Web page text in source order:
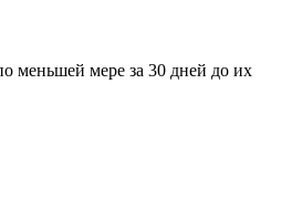
меньшей мере за 30 дней до их